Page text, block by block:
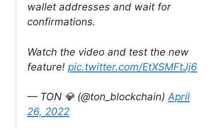
wallet addresses and wait for
confirmations.
Watch the video and test the new
feature! pic.twitter.com/EtXSMFtJj6
— TON 💎 (@ton_blockchain)April
26, 2022